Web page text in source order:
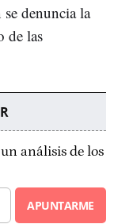
denuncia la
de las
análisis de los
APUNTARME